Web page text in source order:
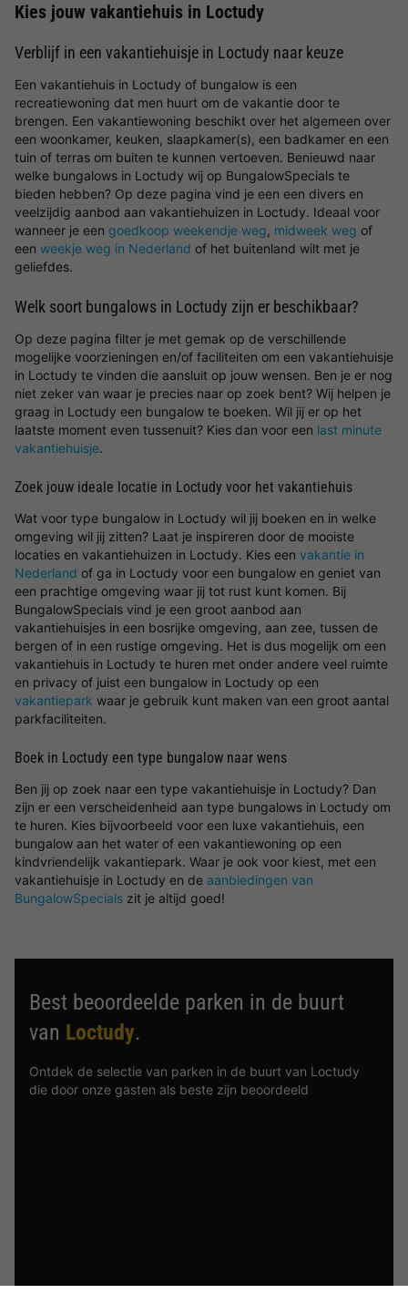
Kies jouw vakantiehuis in Loctudy
Verblijf in een vakantiehuisje in Loctudy naar keuze
Een vakantiehuis in Loctudy of bungalow is een
recreatiewoning dat men huurt om de vakantie door te
brengen. Een vakantiewoning beschikt over het algemeen over
een woonkamer, keuken, slaapkamer(s), een badkamer en een
tuin of terras om buiten te kunnen vertoeven. Benieuwd naar
welke bungalows in Loctudy wij op BungalowSpecials te
bieden hebben? Op deze pagina vind je een een divers en
veelzijdig aanbod aan vakantiehuizen in Loctudy. Ideaal voor
wanneer je een goedkoop weekendje weg, midweek weg of
een weekje weg in Nederland of het buitenland wilt met je
geliefdes.
Welk soort bungalows in Loctudy zijn er beschikbaar?
Op deze pagina filter je met gemak op de verschillende
mogelijke voorzieningen en/of faciliteiten om een vakantiehuisje
in Loctudy te vinden die aansluit op jouw wensen. Ben je er nog
niet zeker van waar je precies naar op zoek bent? Wij helpen je
graag in Loctudy een bungalow te boeken. Wil jij er op het
laatste moment even tussenuit? Kies dan voor een last minute
vakantiehuisje.
Zoek jouw ideale locatie in Loctudy voor het vakantiehuis
Wat voor type bungalow in Loctudy wil jij boeken en in welke
omgeving wil jij zitten? Laat je inspireren door de mooiste
locaties en vakantiehuizen in Loctudy. Kies een vakantie in
Nederland of ga in Loctudy voor een bungalow en geniet van
een prachtige omgeving waar jij tot rust kunt komen. Bij
BungalowSpecials vind je een groot aanbod aan
vakantiehuisjes in een bosrijke omgeving, aan zee, tussen de
bergen of in een rustige omgeving. Het is dus mogelijk om een
vakantiehuis in Loctudy te huren met onder andere veel ruimte
en privacy of juist een bungalow in Loctudy op een
vakantiepark waar je gebruik kunt maken van een groot aantal
parkfaciliteiten.
Boek in Loctudy een type bungalow naar wens
Ben jij op zoek naar een type vakantiehuisje in Loctudy? Dan
zijn er een verscheidenheid aan type bungalows in Loctudy om
te huren. Kies bijvoorbeeld voor een luxe vakantiehuis, een
bungalow aan het water of een vakantiewoning op een
kindvriendelijk vakantiepark. Waar je ook voor kiest, met een
vakantiehuisje in Loctudy en de aanbiedingen van
BungalowSpecials zit je altijd goed!
Best beoordeelde parken in de buurt
van Loctudy.
Ontdek de selectie van parken in de buurt van Loctudy
die door onze gasten als beste zijn beoordeeld